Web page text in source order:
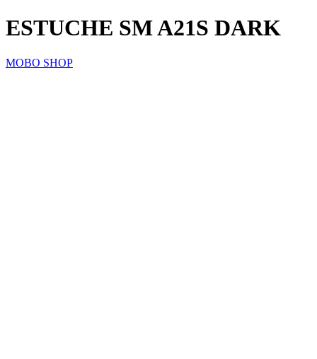
ESTUCHE SM A21S DARK
MOBO SHOP